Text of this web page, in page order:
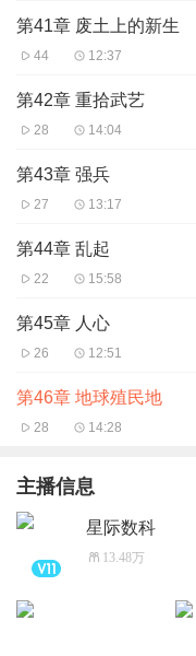
第41章 废土上的新生
44 12:37
第42章 重拾武艺
28 14:04
第43章 强兵
27 13:17
第44章 乱起
22 15:58
第45章 人心
26 12:51
第46章 地球殖民地
28 14:28
主播信息
星际数科
13.48万